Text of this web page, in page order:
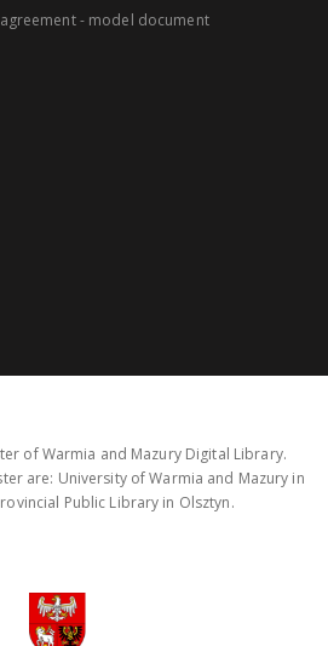
- model document
of Warmia and Mazury Digital Library.
are: University of Warmia and Mazury in
Public Library in Olsztyn.